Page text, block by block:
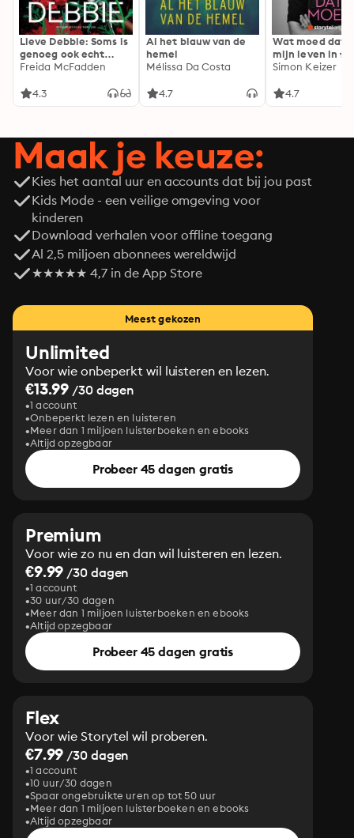
Lieve Debbie: Soms is
genoeg ook echt
genoeg...
Freida McFadden
4.3
Al het blauw van de
hemel
Mélissa Da Costa
4.7
Wat moed dat
mijn leven in
Simon Keizer
4.7
Maak je keuze:
Kies het aantal uur en accounts dat bij jou past
Kids Mode - een veilige omgeving voor
kinderen
Download verhalen voor offline toegang
Al 2,5 miljoen abonnees wereldwijd
★★★★★ 4,7 in de App Store
Meest gekozen
Unlimited
Voor wie onbeperkt wil luisteren en lezen.
€13.99 /30 dagen
1 account
Onbeperkt lezen en luisteren
Meer dan 1 miljoen luisterboeken en ebooks
Altijd opzegbaar
Probeer 45 dagen gratis
Premium
Voor wie zo nu en dan wil luisteren en lezen.
€9.99 /30 dagen
1 account
30 uur/30 dagen
Meer dan 1 miljoen luisterboeken en ebooks
Altijd opzegbaar
Probeer 45 dagen gratis
Flex
Voor wie Storytel wil proberen.
€7.99 /30 dagen
1 account
10 uur/30 dagen
Spaar ongebruikte uren op tot 50 uur
Meer dan 1 miljoen luisterboeken en ebooks
Altijd opzegbaar